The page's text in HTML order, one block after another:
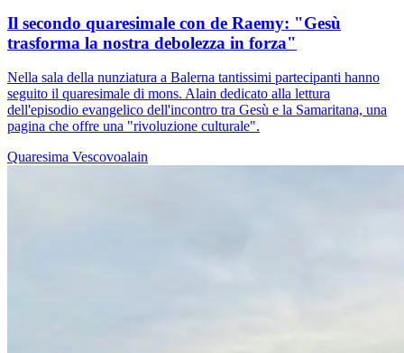
Il secondo quaresimale con de Raemy: "Gesù
trasforma la nostra debolezza in forza"
Nella sala della nunziatura a Balerna tantissimi partecipanti hanno
seguito il quaresimale di mons. Alain dedicato alla lettura
dell'episodio evangelico dell'incontro tra Gesù e la Samaritana, una
pagina che offre una "rivoluzione culturale".
Quaresima Vescovoalain